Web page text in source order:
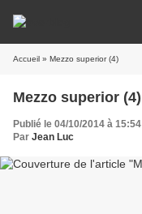
Accueil » Mezzo superior (4)
Mezzo superior (4)
Publié le 04/10/2014 à 15:54
Par Jean Luc